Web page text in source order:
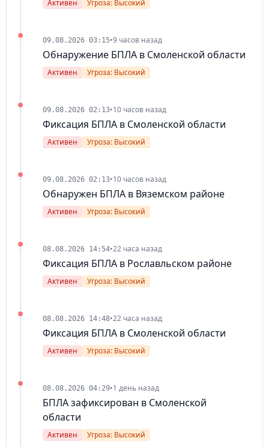
Активен Угроза: Высокий
09.08.2026 03:15•9 часов назад
Обнаружение БПЛА в Смоленской области
Активен Угроза: Высокий
09.08.2026 02:13•10 часов назад
Фиксация БПЛА в Смоленской области
Активен Угроза: Высокий
09.08.2026 02:13•10 часов назад
Обнаружен БПЛА в Вяземском районе
Активен Угроза: Высокий
08.08.2026 14:54•22 часа назад
Фиксация БПЛА в Рославльском районе
Активен Угроза: Высокий
08.08.2026 14:48•22 часа назад
Фиксация БПЛА в Смоленской области
Активен Угроза: Высокий
08.08.2026 04:29•1 день назад
БПЛА зафиксирован в Смоленской
области
Активен Угроза: Высокий